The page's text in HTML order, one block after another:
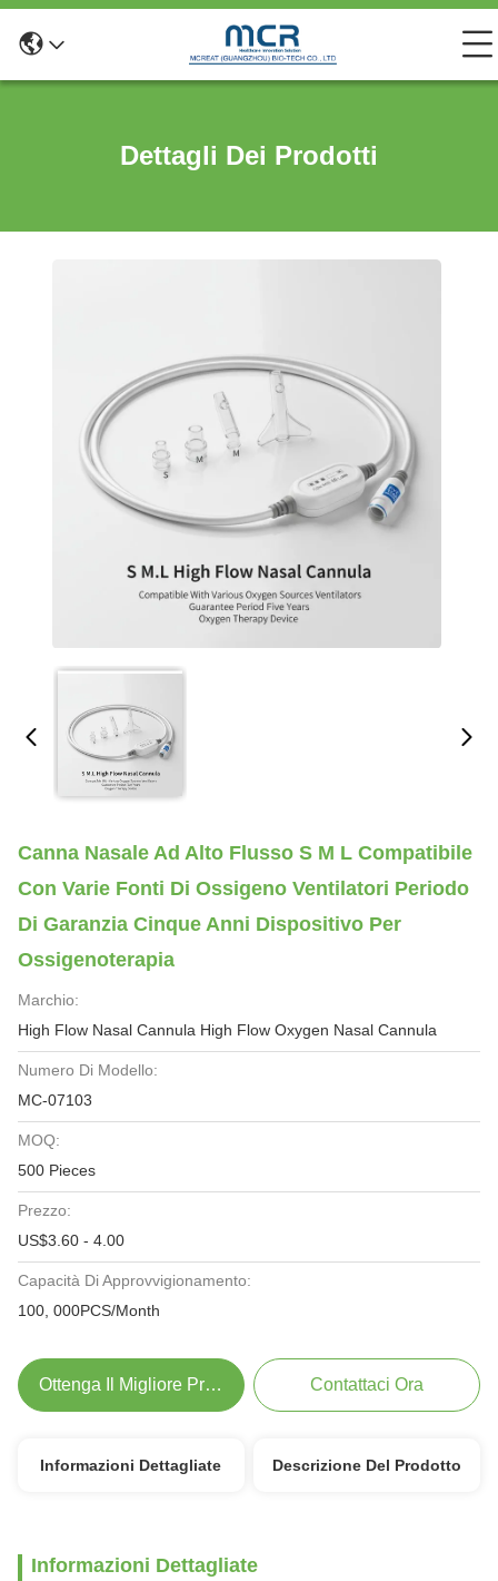
Dettagli Dei Prodotti
Canna Nasale Ad Alto Flusso S M L Compatibile
Con Varie Fonti Di Ossigeno Ventilatori Periodo
Di Garanzia Cinque Anni Dispositivo Per
Ossigenoterapia
Marchio:
High Flow Nasal Cannula High Flow Oxygen Nasal Cannula
Numero Di Modello:
MC-07103
MOQ:
500 Pieces
Prezzo:
US$3.60 - 4.00
Capacità Di Approvvigionamento:
100, 000PCS/Month
Ottenga Il Migliore Prezzo Contattaci Ora
Informazioni Dettagliate Descrizione Del Prodotto
Informazioni Dettagliate